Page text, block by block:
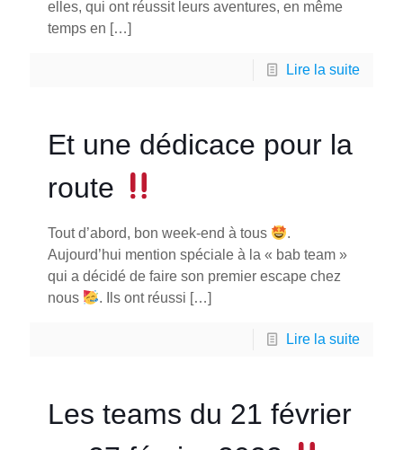
elles, qui ont réussit leurs aventures, en même
temps en […]
Lire la suite
Et une dédicace pour la
route
Tout d’abord, bon week-end à tous
.
Aujourd’hui mention spéciale à la « bab team »
qui a décidé de faire son premier escape chez
nous
. Ils ont réussi […]
Lire la suite
Les teams du 21 février